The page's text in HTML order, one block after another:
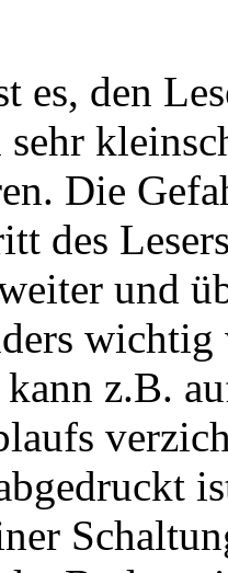
es, den
sehr
Die
des
und
z.B.